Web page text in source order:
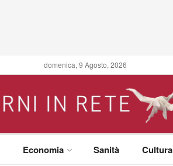
domenica, 9 Agosto, 2026
Economia Sanità Cultura